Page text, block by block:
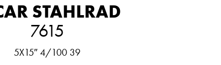
STAHLRAD
7615
5X15″ 4/100 39